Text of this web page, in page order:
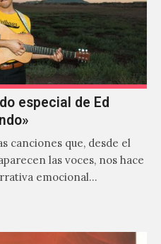
especial de Ed
canciones que, desde el
las voces, nos hace
emocional…